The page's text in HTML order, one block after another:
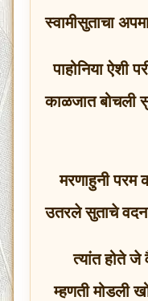
स्वामीसुताचा
पाहोनिया ऐशी
काळजात बोचली
मरणाहुनी
उतरले सुताचे
त्यांत होते
म्हणती मोडली